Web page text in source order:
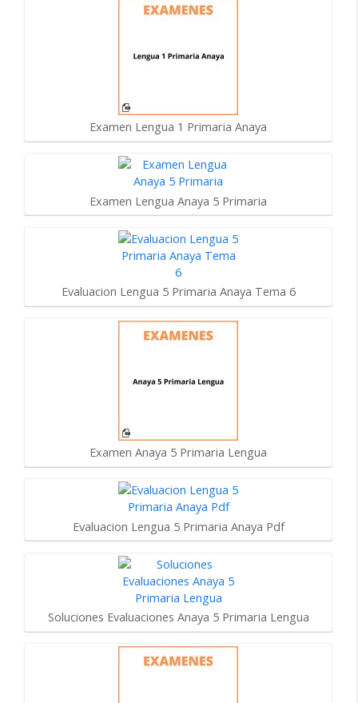
Examen Lengua 1 Primaria Anaya
Examen Lengua Anaya 5 Primaria
Evaluacion Lengua 5 Primaria Anaya Tema 6
Examen Anaya 5 Primaria Lengua
Evaluacion Lengua 5 Primaria Anaya Pdf
Soluciones Evaluaciones Anaya 5 Primaria Lengua